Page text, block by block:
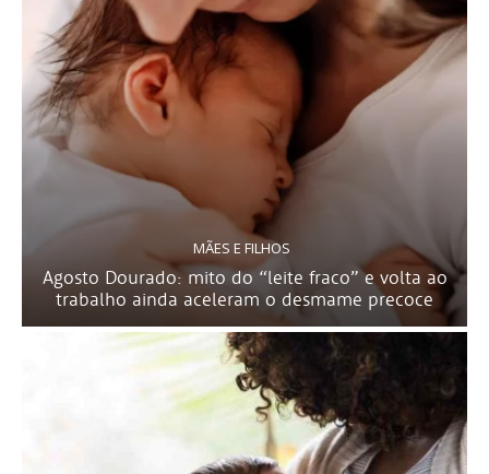
MÃES E FILHOS
Agosto Dourado: mito do “leite fraco” e volta ao
trabalho ainda aceleram o desmame precoce